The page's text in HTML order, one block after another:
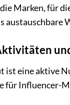
Marken, für
austauschbare
ist eine aktive
für Influencer-